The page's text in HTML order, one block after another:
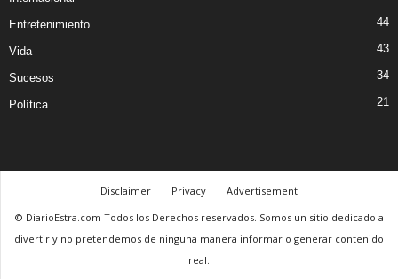
Entretenimiento 44
Vida 43
Sucesos 34
Política 21
Disclaimer Privacy
Advertisement
© DiarioEstra.com Todos los Derechos reservados. Somos un sitio dedicado a
divertir y no pretendemos de ninguna manera informar o generar contenido
real.